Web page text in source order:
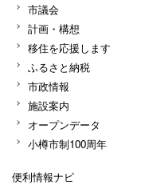
市議会
計画・構想
移住を応援します
ふるさと納税
市政情報
施設案内
オープンデータ
小樽市制100周年
便利情報ナビ